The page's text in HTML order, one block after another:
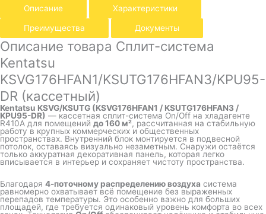
Описание
Характеристики
Преимущества Документы
Описание товара Сплит-система
Kentatsu
KSVG176HFAN1/KSUTG176HFAN3/KPU95-
DR (кассетный)
Kentatsu KSVG/KSUTG (KSVG176HFAN1 / KSUTG176HFAN3 /
KPU95-DR) — кассетная сплит-система On/Off на хладагенте
R410A для помещений до 160 м², рассчитанная на стабильную
работу в крупных коммерческих и общественных
пространствах. Внутренний блок монтируется в подвесной
потолок, оставаясь визуально незаметным. Снаружи остаётся
только аккуратная декоративная панель, которая легко
вписывается в интерьер и сохраняет чистоту пространства.
Благодаря 4-поточному распределению воздуха система
равномерно охватывает всё помещение без выраженных
перепадов температуры. Это особенно важно для больших
площадей, где требуется одинаковый уровень комфорта во всех